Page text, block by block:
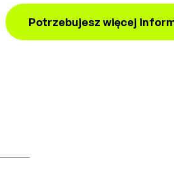
Potrzebujesz więcej